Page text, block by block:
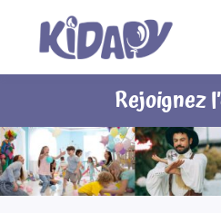
contenu
Rejoignez